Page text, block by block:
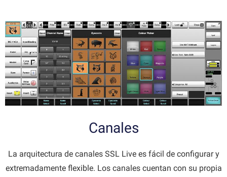
Canales
La arquitectura de canales SSL Live es fácil de configurar y
extremadamente flexible. Los canales cuentan con su propia